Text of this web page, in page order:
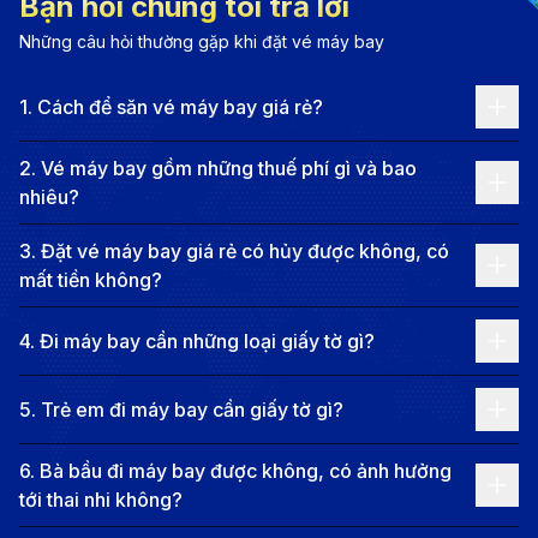
phong phú, Kuala Lumpur là điểm đến hấp dẫn hàng
đầu Đông Nam Á.
Thông tin chặng bay Đà Lạt - Kuala
Lumpur (KUL)
Các tuyến bay phổ biến từ Đà Lạt đến
Kuala Lumpur
Từ Đà Lạt đến Kuala Lumpur, du khách có nhiều lựa
chọn chuyến bay bao gồm cả bay thẳng và bay nối
chuyến. Với các chuyến bay thẳng, thời gian di
chuyển khoảng 2 giờ 15 phút, mang lại sự tiện lợi và
tiết kiệm thời gian. Trong khi đó, các chuyến bay nối
chuyến sẽ kéo dài hơn, tùy thuộc vào thời gian quá
cảnh và lịch trình của từng hãng hàng không.
Đà Lạt - Kuala Lumpur (Bay thẳng):Tuyến bay
Những câu hỏi thường gặp khi đặt vé máy bay
1. Cách để săn vé máy bay giá rẻ?
2. Vé máy bay gồm những thuế phí gì và bao
nhiêu?
3. Đặt vé máy bay giá rẻ có hủy được không, có
mất tiền không?
4. Đi máy bay cần những loại giấy tờ gì?
5. Trẻ em đi máy bay cần giấy tờ gì?
6. Bà bầu đi máy bay được không, có ảnh hưởng
tới thai nhi không?